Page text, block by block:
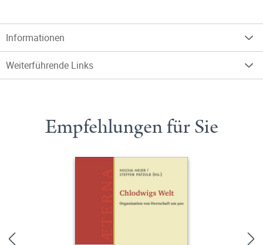
Informationen
Weiterführende Links
Empfehlungen für Sie